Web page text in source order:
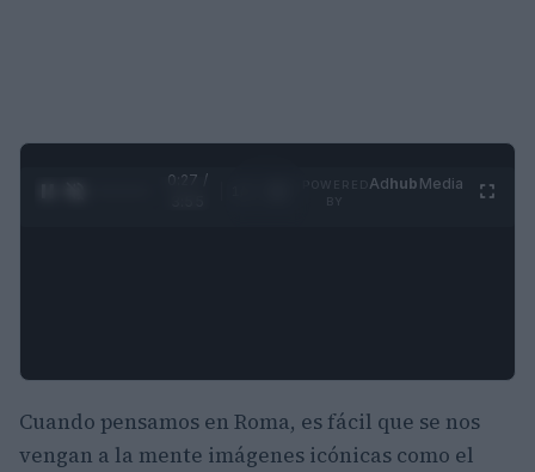
0:28 /
Adhub Media
Cuando pensamos en Roma, es fácil que se nos
vengan a la mente imágenes icónicas como el